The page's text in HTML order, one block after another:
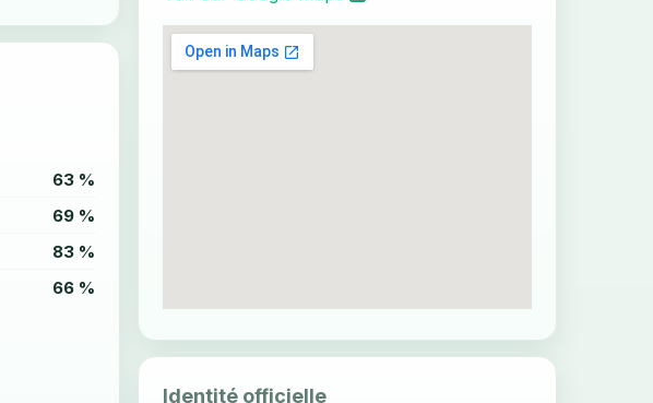
63 %
69 %
83 %
66 %
Identité officielle